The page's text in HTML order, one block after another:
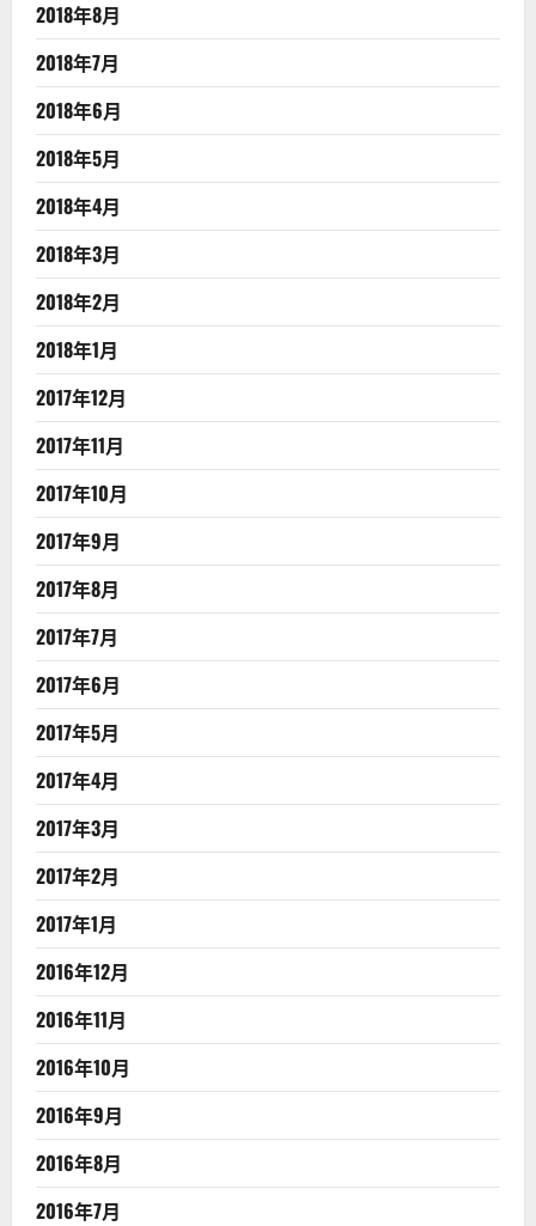
2018年8月
2018年7月
2018年6月
2018年5月
2018年4月
2018年3月
2018年2月
2018年1月
2017年12月
2017年11月
2017年10月
2017年9月
2017年8月
2017年7月
2017年6月
2017年5月
2017年4月
2017年3月
2017年2月
2017年1月
2016年12月
2016年11月
2016年10月
2016年9月
2016年8月
2016年7月